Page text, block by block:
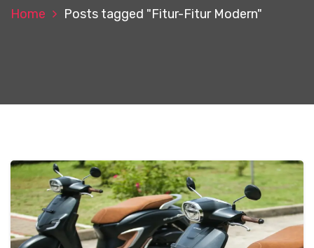
Home Posts tagged "Fitur-Fitur Modern"